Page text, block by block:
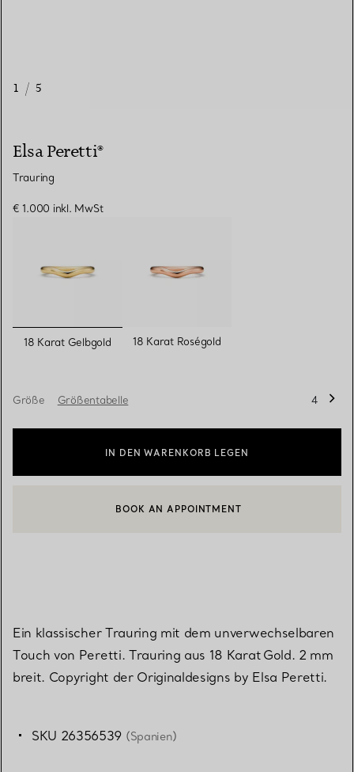
1 / 5
Elsa Peretti®
Trauring
€ 1.000 inkl. MwSt
ausgewählt
18 Karat Gelbgold 18 Karat Roségold
Größe Größentabelle 4
IN DEN WARENKORB LEGEN
EINEN KUNDENBERATER KONTAKTIEREN ODER EINEN
BOOK AN APPOINTMENT
Ein klassischer Trauring mit dem unverwechselbaren
Touch von Peretti. Trauring aus 18 Karat Gold. 2 mm
breit. Copyright der Originaldesigns by Elsa Peretti.
SKU 26356539 (Spanien)